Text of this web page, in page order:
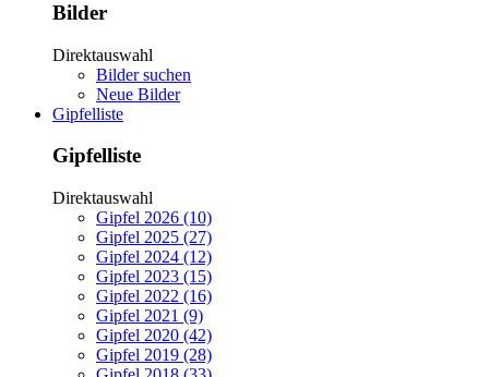
Bilder
Direktauswahl
Bilder suchen
Neue Bilder
Gipfelliste
Gipfelliste
Direktauswahl
Gipfel 2026 (10)
Gipfel 2025 (27)
Gipfel 2024 (12)
Gipfel 2023 (15)
Gipfel 2022 (16)
Gipfel 2021 (9)
Gipfel 2020 (42)
Gipfel 2019 (28)